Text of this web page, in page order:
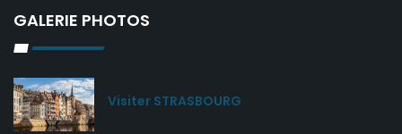
GALERIE PHOTOS
Visiter STRASBOURG